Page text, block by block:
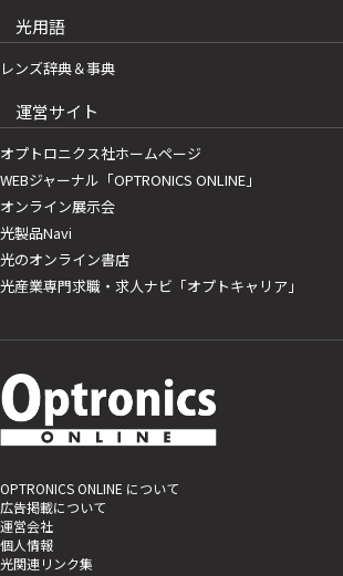
光用語
レンズ辞典＆事典
運営サイト
オプトロニクス社ホームページ
WEBジャーナル「OPTRONICS ONLINE」
オンライン展示会
光製品Navi
光のオンライン書店
光産業専門求職・求人ナビ「オプトキャリア」
OPTRONICS ONLINE について
広告掲載について
運営会社
個人情報
光関連リンク集